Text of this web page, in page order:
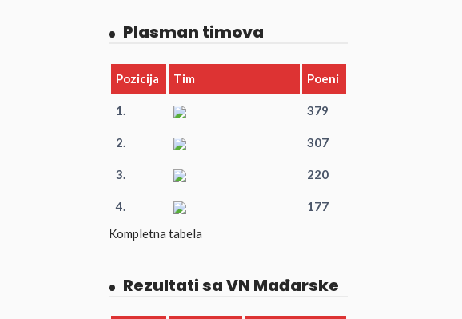
Plasman timova
Pozicija Tim Poeni
1. 379
2. 307
3. 220
4.
177
Kompletna tabela
Rezultati sa VN Mađarske